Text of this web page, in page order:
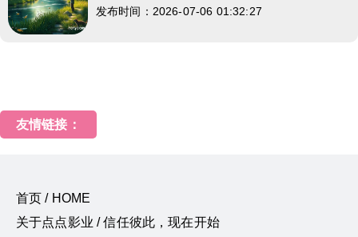
发布时间：2026-07-06 01:32:27
友情链接：
首页 / HOME
关于点点影业 / 信任彼此，现在开始